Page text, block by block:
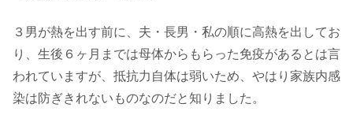
３男が熱を出す前に、夫・長男・私の順に高熱を出してお
り、生後６ヶ月までは母体からもらった免疫があるとは言
われていますが、抵抗力自体は弱いため、やはり家族内感
染は防ぎきれないものなのだと知りました。